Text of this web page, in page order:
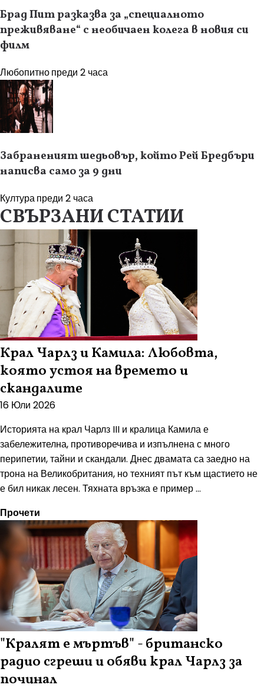
Брад Пит разказва за „специалното
преживяване“ с необичаен колега в новия си
филм
Любопитнопреди 2 часа
Забраненият шедьовър, който Рей Бредбъри
написва само за 9 дни
Културапреди 2 часа
СВЪРЗАНИ СТАТИИ
Крал Чарлз и Камила: Любовта,
която устоя на времето и
скандалите
16 Юли 2026
Историята на крал Чарлз III и кралица Камила е
забележителна, противоречива и изпълнена с много
перипетии, тайни и скандали. Днес двамата са заедно на
трона на Великобритания, но техният път към щастието не
е бил никак лесен. Тяхната връзка е пример ...
Прочети
"Кралят е мъртъв" - британско
радио сгреши и обяви крал Чарлз за
починал